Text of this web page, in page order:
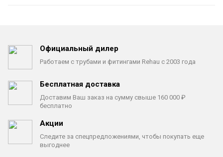
Официальный дилер
Работаем с трубами и фитингами Rehau с 2003 года
Бесплатная доставка
Доставим Ваш заказ на сумму свыше 160 000 ₽
бесплатно
Акции
Следите за спецпредложениями, чтобы покупать еще
выгоднее